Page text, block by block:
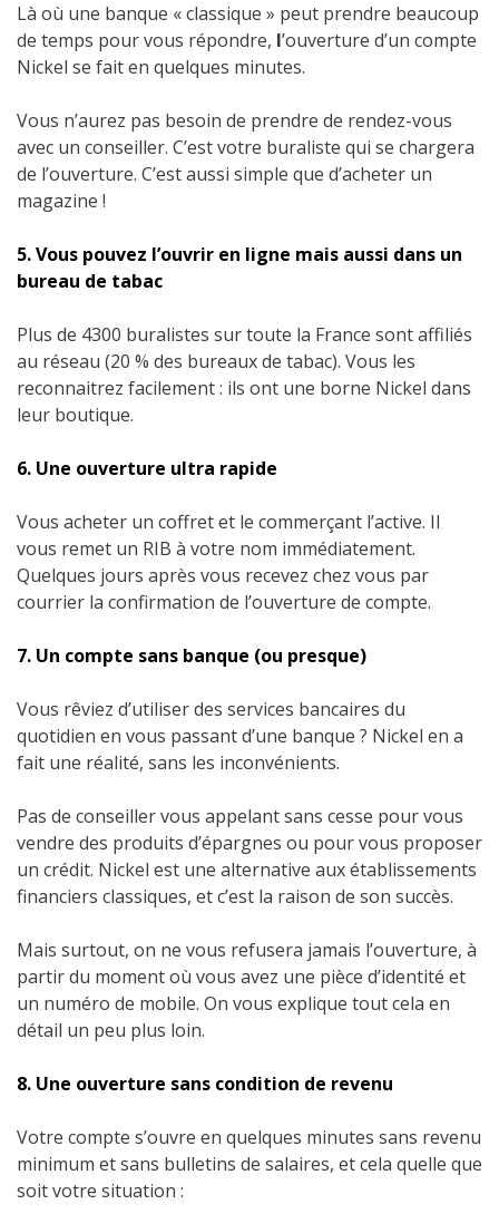
Là où une banque « classique » peut prendre beaucoup
de temps pour vous répondre, l’ouverture d’un compte
Nickel se fait en quelques minutes.
Vous n’aurez pas besoin de prendre de rendez-vous
avec un conseiller. C’est votre buraliste qui se chargera
de l’ouverture. C’est aussi simple que d’acheter un
magazine !
5. Vous pouvez l’ouvrir en ligne mais aussi dans un
bureau de tabac
Plus de 4300 buralistes sur toute la France sont affiliés
au réseau (20 % des bureaux de tabac). Vous les
reconnaitrez facilement : ils ont une borne Nickel dans
leur boutique.
6. Une ouverture ultra rapide
Vous acheter un coffret et le commerçant l’active. Il
vous remet un RIB à votre nom immédiatement.
Quelques jours après vous recevez chez vous par
courrier la confirmation de l’ouverture de compte.
7. Un compte sans banque (ou presque)
Vous rêviez d’utiliser des services bancaires du
quotidien en vous passant d’une banque ? Nickel en a
fait une réalité, sans les inconvénients.
Pas de conseiller vous appelant sans cesse pour vous
vendre des produits d’épargnes ou pour vous proposer
un crédit. Nickel est une alternative aux établissements
financiers classiques, et c’est la raison de son succès.
Mais surtout, on ne vous refusera jamais l’ouverture, à
partir du moment où vous avez une pièce d’identité et
un numéro de mobile. On vous explique tout cela en
détail un peu plus loin.
8. Une ouverture sans condition de revenu
Votre compte s’ouvre en quelques minutes sans revenu
minimum et sans bulletins de salaires, et cela quelle que
soit votre situation :